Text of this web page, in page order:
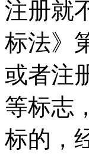
注册就
标法》
或者注
等标志
标的，